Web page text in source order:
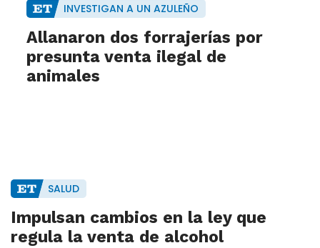
INVESTIGAN A UN AZULEÑO
Allanaron dos forrajerías por
presunta venta ilegal de
animales
SALUD
Impulsan cambios en la ley que
regula la venta de alcohol